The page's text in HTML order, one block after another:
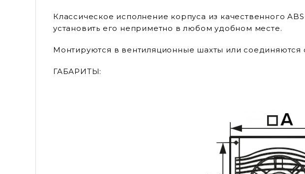
Классическое исполнение корпуса из качественного
установить его неприметно в любом удобном месте.
Монтируются в вентиляционные шахты или
ГАБАРИТЫ: